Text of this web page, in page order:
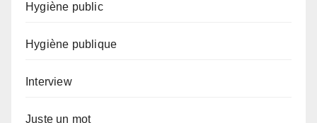
Hygiène public
Hygiène publique
Interview
Juste un mot